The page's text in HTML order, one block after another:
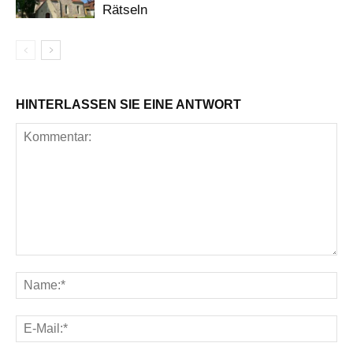
Rätseln
HINTERLASSEN SIE EINE ANTWORT